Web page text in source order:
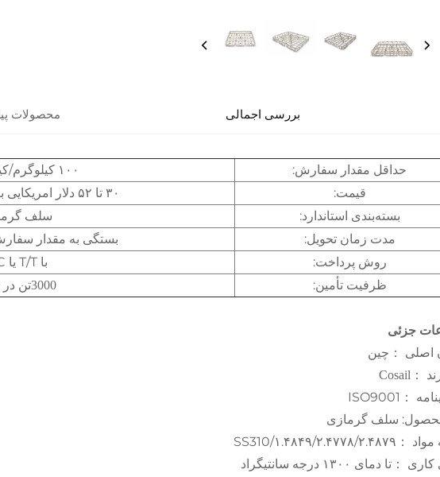
بررسی اجمالی محصولات
حداقل مقدار سفارش:
۱۰۰ کیلوگرم/کیلوگرام‌ها
قیمت:
۳۰ تا ۵۲ دلار امریکایی بر حسب کیلوگرم
بسته‌بندی استاندارد:
سلف
مدت زمان تحویل:
بستگی به مقدار
روش پرداخت:
با T/T یا L/C
ظرفیت تأمین:
3000تن
جزئی
اصلی
： چین
：
Cosail
：
ISO9001
سلف گرمازی
مواد
： ۱.۴۸۴۹/۲.۴۷۷۸/۲.۴۸۷۹/SS310
کاری
： تا دمای ۱۳۰۰ درجه سانتیگراد